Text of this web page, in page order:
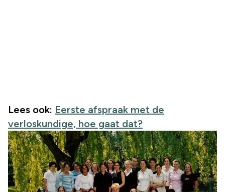
Lees ook: Eerste afspraak met de
verloskundige, hoe gaat dat?